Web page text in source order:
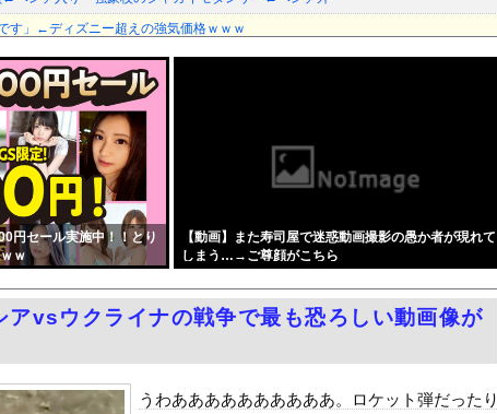
す」←ディズニー超えの強気価格ｗｗｗ
人、3回裏無死二三塁から笹原の2点タイムリーで勝ち越し！...
ん、”サ終”相次ぎ倒産しまくってる模様
る賃上げを日本に定着させる」 →国家公務員月給3.51％増へ...
めてるもの 「キムチ」あと3つは？
）がグラビア復帰！結局、脱ぐしかないｗｗｗｗ
安全性を優先した設計」とEV推進派がスカスカ構造を絶...
ｗｗｗｗｗｗｗｗ
幅増 若い世代で多く
長のひなの花音が中出し解禁
を追い出された左翼さん、流石にキモすぎて炎上
やhitomiを使わずに無料で読む方法│五梅
の21%へ低下！タイムズ会員にアンケート
円セール実施中！！とり
ｗ
【動画】また寿司屋で迷惑動画撮影の愚か者が現れて
しまう…→ご尊顔がこちら
アvsウクライナの戦争で最も恐ろしい動画像が
うわああああああああああ。ロケット弾だったり